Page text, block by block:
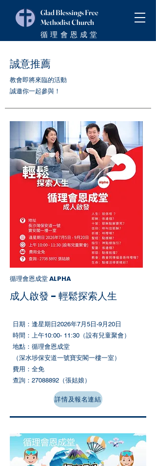
Glad Blessings Free
Methodist Church
循理會恩成堂
​誠意推薦
教會即將來臨的活動
​誠邀你一起參與！
循理會恩成堂 ALPHA
成人啟發 - 輕鬆探索人生
日期：​​逢星期日2026年7月5日-9月20日
時間：上午10:00- 11:30（設有兒童聚會）
地點：循理會恩成堂
（深水埗保安道一號寶安閣一樓一室）
費用：全免
查詢：27088892（張姑娘）
詳情及報名連結